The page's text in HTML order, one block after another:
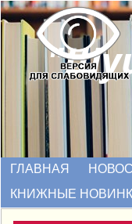
ГЛАВНАЯ
КНИЖНЫЕ